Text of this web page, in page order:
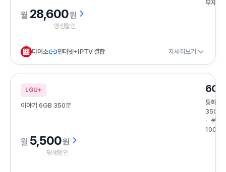
무제한
28,600원
평생할인
다이소 인터넷+IPTV 결합 자세히보기
LGU+
이야기 6GB 350분
6GB
통화
350분
문자
100건
5,500원
평생할인